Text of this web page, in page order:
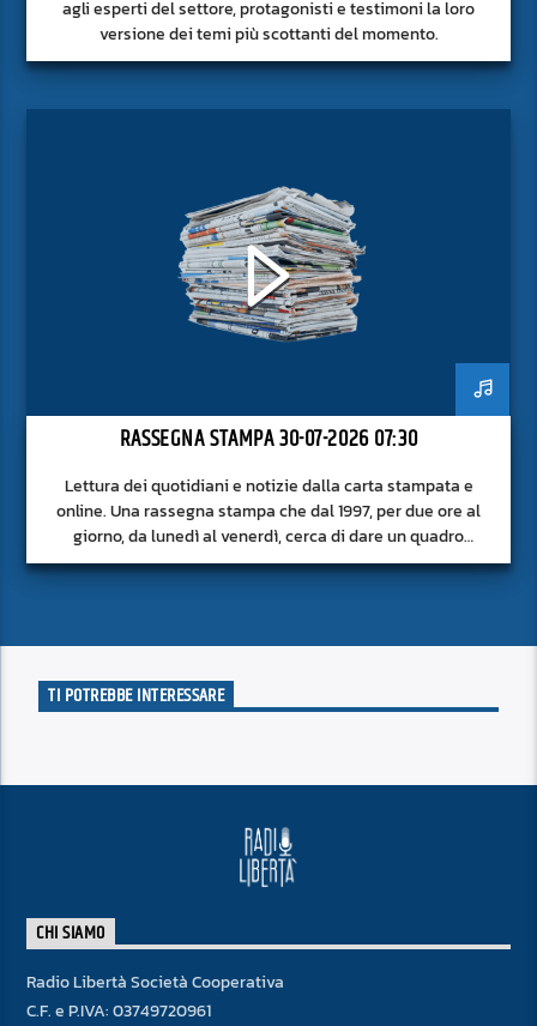
agli esperti del settore, protagonisti e testimoni la loro
versione dei temi più scottanti del momento.
RASSEGNA STAMPA 30-07-2026 07:30
Lettura dei quotidiani e notizie dalla carta stampata e
online. Una rassegna stampa che dal 1997, per due ore al
giorno, da lunedì al venerdì, cerca di dare un quadro
approfondito delle notizie del giorno, senza fermarsi alla
TI POTREBBE INTERESSARE
CHI SIAMO
Radio Libertà Società Cooperativa
C.F. e P.IVA: 03749720961